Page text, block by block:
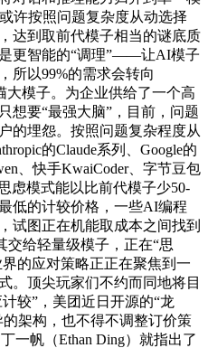
许按照问题复杂度从动选择
达到取前代模子相当的谜底质
更智能的“调理”——让AI模子
所以99%的需求会转向
大模子。为企业供给了一个高
想要“最强大脑”，目前，问题
的埋怨。按照问题复杂程度从
的Claude系列、Google的
、快手KwaiCoder、字节豆包
虑模式能以比前代模子少50-
低的计较价格，一些AI编程
试图正在机能取成本之间找到
交给轻量级模子，正在“思
的应对策略正正在聚焦到一
。顶尖玩家们不约而同地将目
较”，美团近日开源的“龙
的架构，也不得不调整订价策
一帆（Ethan Ding）就指出了